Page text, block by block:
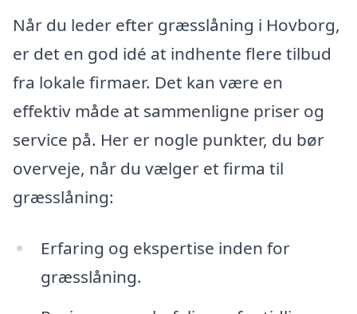
Når du leder efter græsslåning i Hovborg,
er det en god idé at indhente flere tilbud
fra lokale firmaer. Det kan være en
effektiv måde at sammenligne priser og
service på. Her er nogle punkter, du bør
overveje, når du vælger et firma til
græsslåning:
Erfaring og ekspertise inden for
græsslåning.